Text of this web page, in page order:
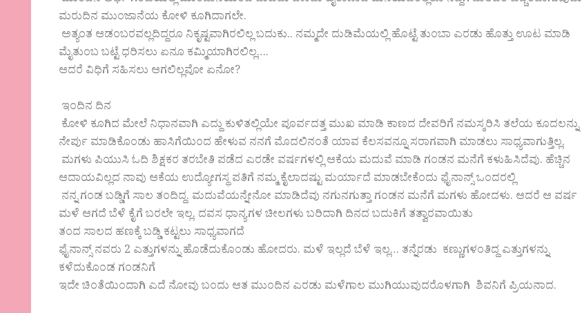
ಮರುದಿನ ಮುಂಜಾನೆಯ ಕೋಳಿ ಕೂಗಿದಾಗಲೇ.
ಅತ್ಯಂತ ಆಡಂಬರವಲ್ಲದಿದ್ದರೂ ನಿಕೃಷ್ಟವಾಗಿರಲಿಲ್ಲ ಬದುಕು.. ನಮ್ಮದೇ ದುಡಿಮೆಯಲ್ಲಿ ಹೊಟ್ಟೆ ತುಂಬಾ ಎರಡು ಹೊತ್ತು ಊಟ ಮಾಡಿ
ಮೈತುಂಬ ಬಟ್ಟೆ ಧರಿಸಲು ಏನೂ ಕಮ್ಮಿಯಾಗಿರಲಿಲ್ಲ….
ಆದರೆ ವಿಧಿಗೆ ಸಹಿಸಲು ಆಗಲಿಲ್ಲವೋ ಏನೋ?
ಇಂದಿನ ದಿನ
ಕೋಳಿ ಕೂಗಿದ ಮೇಲೆ ನಿಧಾನವಾಗಿ ಎದ್ದು ಕುಳಿತಲ್ಲಿಯೇ ಪೂರ್ವದತ್ತ ಮುಖ ಮಾಡಿ ಕಾಣದ ದೇವರಿಗೆ ನಮಸ್ಕರಿಸಿ ತಲೆಯ ಕೂದಲನ್ನು
ನೇರ್ಪು ಮಾಡಿಕೊಂಡು ಹಾಸಿಗೆಯಿಂದ ಹೇಳುವ ನನಗೆ ಮೊದಲಿನಂತೆ ಯಾವ ಕೆಲಸವನ್ನೂ ಸರಾಗವಾಗಿ ಮಾಡಲು ಸಾಧ್ಯವಾಗುತ್ತಿಲ್ಲ.
ಮಗಳು ಪಿಯುಸಿ ಓದಿ ಶಿಕ್ಷಕರ ತರಬೇತಿ ಪಡೆದ ಎರಡೇ ವರ್ಷಗಳಲ್ಲಿ ಆಕೆಯ ಮದುವೆ ಮಾಡಿ ಗಂಡನ ಮನೆಗೆ ಕಳುಹಿಸಿದೆವು. ಹೆಚ್ಚಿನ
ಆದಾಯವಿಲ್ಲದ ನಾವು ಆಕೆಯ ಉದ್ಯೋಗಸ್ಥ ಪತಿಗೆ ನಮ್ಮ ಕೈಲಾದಷ್ಟು ಮರ್ಯಾದೆ ಮಾಡಬೇಕೆಂದು ಫೈನಾನ್ಸ್ ಒಂದರಲ್ಲಿ
ನನ್ನ ಗಂಡ ಬಡ್ಡಿಗೆ ಸಾಲ ತಂದಿದ್ದ. ಮದುವೆಯನ್ನೇನೋ ಮಾಡಿದೆವು ನಗುನಗುತ್ತಾ ಗಂಡನ ಮನೆಗೆ ಮಗಳು ಹೋದಳು. ಆದರೆ ಆ ವರ್ಷ
ಮಳೆ ಆಗದೆ ಬೆಳೆ ಕೈಗೆ ಬರಲೇ ಇಲ್ಲ. ದವಸ ಧಾನ್ಯಗಳ ಚೀಲಗಳು ಬರಿದಾಗಿ ದಿನದ ಬದುಕಿಗೆ ತತ್ವಾರವಾಯಿತು
ತಂದ ಸಾಲದ ಹಣಕ್ಕೆ ಬಡ್ಡಿ ಕಟ್ಟಲು ಸಾಧ್ಯವಾಗದೆ
ಫೈನಾನ್ಸ್ ನವರು 2 ಎತ್ತುಗಳನ್ನು ಹೊಡೆದುಕೊಂಡು ಹೋದರು. ಮಳೆ ಇಲ್ಲದೆ ಬೆಳೆ ಇಲ್ಲ… ತನ್ನೆರಡು ಕಣ್ಣುಗಳಂತಿದ್ದ ಎತ್ತುಗಳನ್ನು
ಕಳೆದುಕೊಂಡ ಗಂಡನಿಗೆ
ಇದೇ ಚಿಂತೆಯಿಂದಾಗಿ ಎದೆ ನೋವು ಬಂದು ಆತ ಮುಂದಿನ ಎರಡು ಮಳೆಗಾಲ ಮುಗಿಯುವುದರೊಳಗಾಗಿ ಶಿವನಿಗೆ ಪ್ರಿಯನಾದ.